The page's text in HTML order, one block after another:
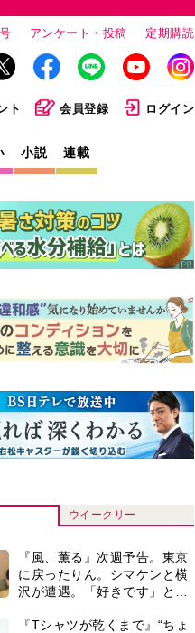
アンケート・投稿 定期購読
ト 会員登録 ログイン
小説 連載
ウイークリー
『風、薫る』次週予告。東京
に戻ったりん。シマケンと横
沢が遭遇。「好きです」と告
『Tシャツが乾くまで』“ちょ